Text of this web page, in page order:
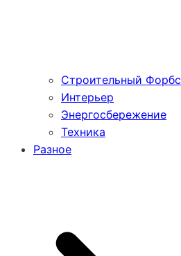
Строительный Форбс
Интерьер
Энергосбережение
Техника
Разное